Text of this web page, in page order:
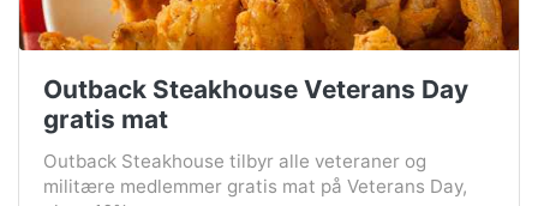
Outback Steakhouse Veterans Day
gratis mat
Outback Steakhouse tilbyr alle veteraner og
militære medlemmer gratis mat på Veterans Day,